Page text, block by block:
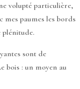
volupté particulière,
mes paumes les bords
plénitude.
sont de
bois : un moyen au